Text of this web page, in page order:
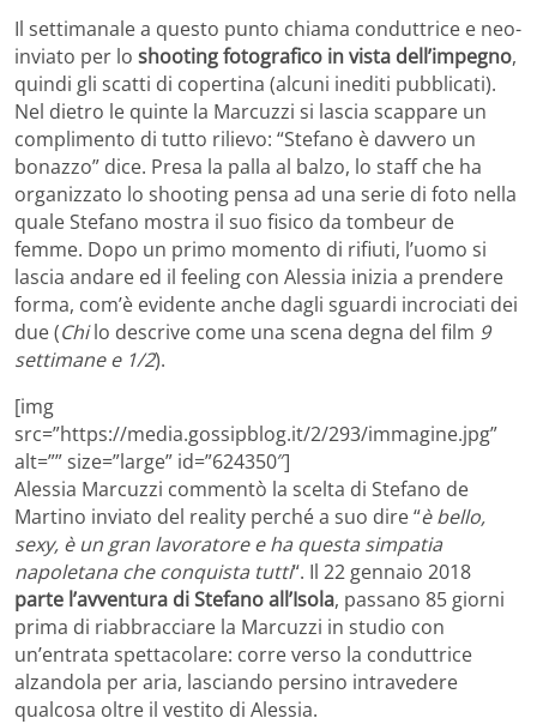
Il settimanale a questo punto chiama conduttrice e neo-
inviato per lo shooting fotografico in vista dell’impegno,
quindi gli scatti di copertina (alcuni inediti pubblicati).
Nel dietro le quinte la Marcuzzi si lascia scappare un
complimento di tutto rilievo: “Stefano è davvero un
bonazzo” dice. Presa la palla al balzo, lo staff che ha
organizzato lo shooting pensa ad una serie di foto nella
quale Stefano mostra il suo fisico da tombeur de
femme. Dopo un primo momento di rifiuti, l’uomo si
lascia andare ed il feeling con Alessia inizia a prendere
forma, com’è evidente anche dagli sguardi incrociati dei
due (Chilo descrive come una scena degna del film 9
settimane e 1/2).
[img
src=”https://media.gossipblog.it/2/293/immagine.jpg”
alt=”” size=”large” id=”624350″]
Alessia Marcuzzi commentò la scelta di Stefano de
Martino inviato del reality perché a suo dire “è bello,
sexy, è un gran lavoratore e ha questa simpatia
napoletana che conquista tutti“. Il 22 gennaio 2018
parte l’avventura di Stefano all’Isola, passano 85 giorni
prima di riabbracciare la Marcuzzi in studio con
un’entrata spettacolare: corre verso la conduttrice
alzandola per aria, lasciando persino intravedere
qualcosa oltre il vestito di Alessia.